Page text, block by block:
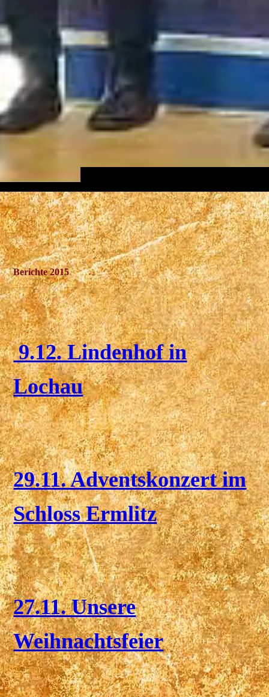
Berichte 2015
9.12. Lindenhof in
Lochau
29.11. Adventskonzert im
Schloss Ermlitz
27.11. Unsere
Weihnachtsfeier